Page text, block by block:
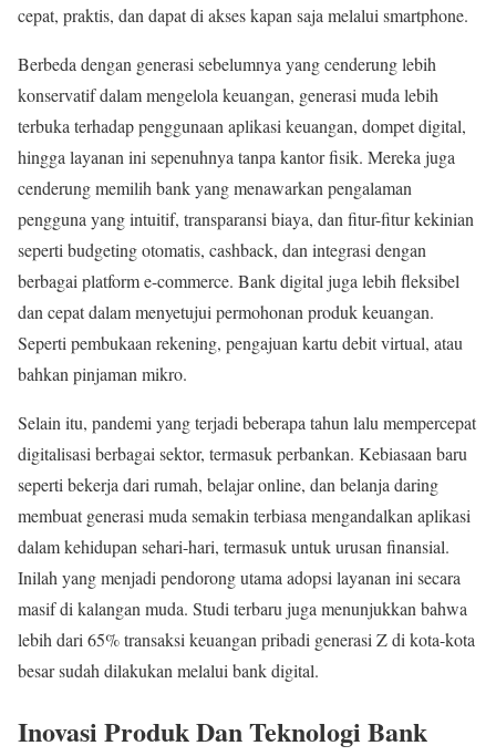
cepat, praktis, dan dapat di akses kapan saja melalui smartphone.
Berbeda dengan generasi sebelumnya yang cenderung lebih
konservatif dalam mengelola keuangan, generasi muda lebih
terbuka terhadap penggunaan aplikasi keuangan, dompet digital,
hingga layanan ini sepenuhnya tanpa kantor fisik. Mereka juga
cenderung memilih bank yang menawarkan pengalaman
pengguna yang intuitif, transparansi biaya, dan fitur-fitur kekinian
seperti budgeting otomatis, cashback, dan integrasi dengan
berbagai platform e-commerce. Bank digital juga lebih fleksibel
dan cepat dalam menyetujui permohonan produk keuangan.
Seperti pembukaan rekening, pengajuan kartu debit virtual, atau
bahkan pinjaman mikro.
Selain itu, pandemi yang terjadi beberapa tahun lalu mempercepat
digitalisasi berbagai sektor, termasuk perbankan. Kebiasaan baru
seperti bekerja dari rumah, belajar online, dan belanja daring
membuat generasi muda semakin terbiasa mengandalkan aplikasi
dalam kehidupan sehari-hari, termasuk untuk urusan finansial.
Inilah yang menjadi pendorong utama adopsi layanan ini secara
masif di kalangan muda. Studi terbaru juga menunjukkan bahwa
lebih dari 65% transaksi keuangan pribadi generasi Z di kota-kota
besar sudah dilakukan melalui bank digital.
Inovasi Produk Dan Teknologi Bank